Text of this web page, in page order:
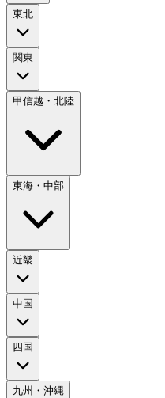
東北
関東
甲信越・北陸
東海・中部
近畿
中国
四国
九州・沖縄